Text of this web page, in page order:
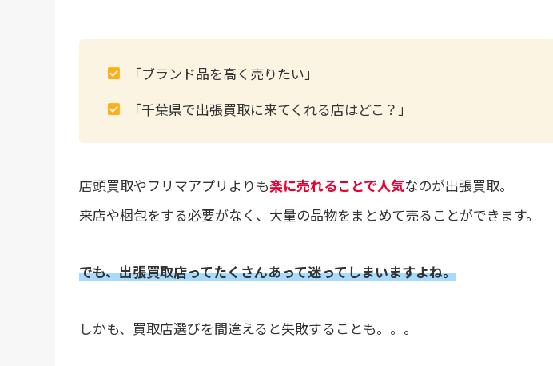
「ブランド品を高く売りたい」
「千葉県で出張買取に来てくれる店はどこ？」
店頭買取やフリマアプリよりも楽に売れることで人気なのが出張買取。
来店や梱包をする必要がなく、大量の品物をまとめて売ることができます。
でも、出張買取店ってたくさんあって迷ってしまいますよね。
しかも、買取店選びを間違えると失敗することも。。。